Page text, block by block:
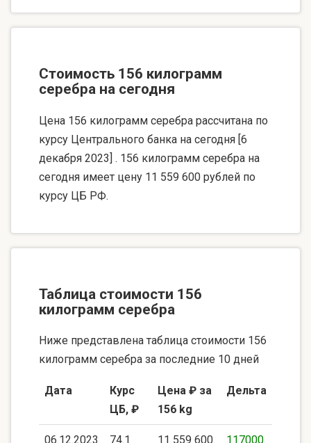
Стоимость 156 килограмм
серебра на сегодня
Цена 156 килограмм серебра рассчитана по
курсу Центрального банка на сегодня [6
декабря 2023] . 156 килограмм серебра на
сегодня имеет цену 11 559 600 рублей по
курсу ЦБ РФ.
Таблица стоимости 156
килограмм серебра
Ниже представлена таблица стоимости 156
килограмм серебра за последние 10 дней
Дата
Курс
ЦБ, ₽
Цена ₽ за
156 kg
Дельта
06.12.2023 74.1 11 559 600 117000